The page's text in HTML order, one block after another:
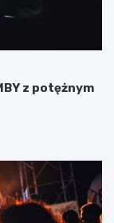
z potężnym